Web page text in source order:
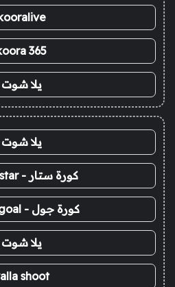
365
يلا شوت
يلا شوت
كورة ستار - koora-star
كورة جول - koora-goal
يلا شوت
shoot